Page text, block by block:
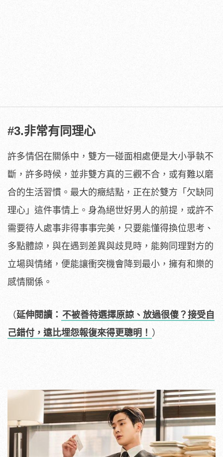
#3.非常有同理心
許多情侶在關係中，雙方一碰面相處便是大小爭執不
斷，許多時候，並非雙方真的三觀不合，或有難以磨
合的生活習慣。最大的癥結點，正在於雙方「欠缺同
理心」這件事情上。身為絕世好男人的前提，或許不
需要待人處事非得事事完美，只要能懂得換位思考、
多點體諒，與在遇到差異與歧見時，能夠同理對方的
立場與情緒，便能讓衝突機會降到最小，擁有和樂的
感情關係。
（延伸閱讀： 不被善待選擇原諒、放過很傻？接受自
己錯付，遠比埋怨報復來得更聰明！ ）